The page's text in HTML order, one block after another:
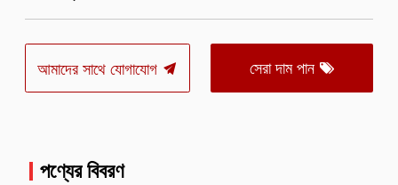
আমাদের সাথে যোগাযোগ সেরা দাম পান
পণ্যের বিবরণ